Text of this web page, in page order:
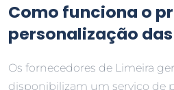
Como funciona o
personalização
Os fornecedores de Limeira
disponibilizam um serviço de